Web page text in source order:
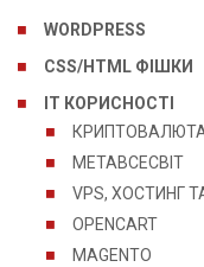
WORDPRESS
CSS/HTML ФІШКИ
IT КОРИСНОСТІ
МЕТАВСЕСВІТ
VPS, ХОСТИНГ
OPENCART
MAGENTO